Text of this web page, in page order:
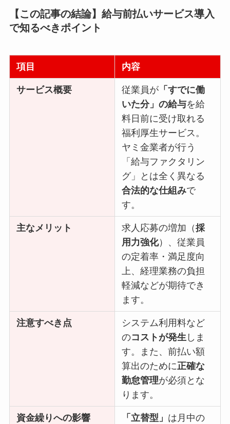
【この記事の結論】給与前払いサービス導入
で知るべきポイント
項目 内容
サービス概要 従業員が 「すでに働
いた分」の給与を給
料日前に受け取れる
福利厚生サービス。
ヤミ金業者が行う
「給与ファクタリン
グ」とは全く異なる
合法的な仕組みで
す。
主なメリット 求人応募の増加（採
用力強化）、従業員
の定着率・満足度向
上、経理業務の負担
軽減などが期待でき
ます。
注意すべき点
システム利用料など
のコストが発生 しま
す。また、前払い額
算出のために正確な
勤怠管理が必須とな
ります。
資金繰りへの影響 「立替型」 は月中の